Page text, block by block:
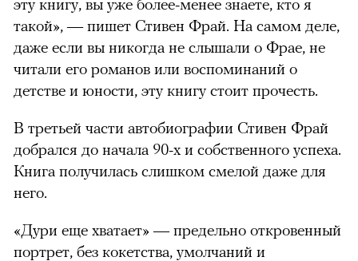
такой», — пишет Стивен Фрай. На самом деле,
даже если вы никогда не слышали о Фрае, не
читали его романов или воспоминаний о
детстве и юности, эту книгу стоит прочесть.
В третьей части автобиографии Стивен Фрай
добрался до начала 90-х и собственного успеха.
Книга получилась слишком смелой даже для
него.
«Дури еще хватает» — предельно откровенный
портрет, без кокетства, умолчаний и